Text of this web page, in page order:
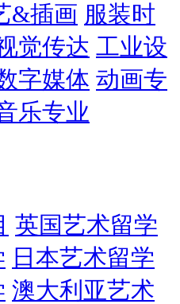
&插画 服装时
觉传达 工业设
字媒体 动画专
乐专业
英国艺术留学
日本艺术留学
澳大利亚艺术